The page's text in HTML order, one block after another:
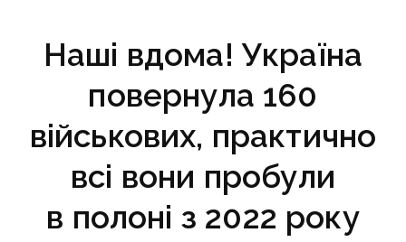
Наші вдома! Україна
повернула 160
військових, практично
всі вони пробули
в полоні з 2022 року